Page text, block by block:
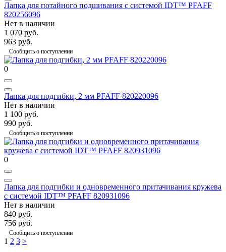
Лапка для потайного подшивания с системой IDT™ PFAFF
820256096
Нет в наличии
1 070 руб.
963 руб.
Сообщить о поступлении
0
Лапка для подгибки, 2 мм PFAFF 820220096
Нет в наличии
1 100 руб.
990 руб.
Сообщить о поступлении
0
Лапка для подгибки и одновременного притачивания кружева
с системой IDT™ PFAFF 820931096
Нет в наличии
840 руб.
756 руб.
Сообщить о поступлении
1 2 3 >